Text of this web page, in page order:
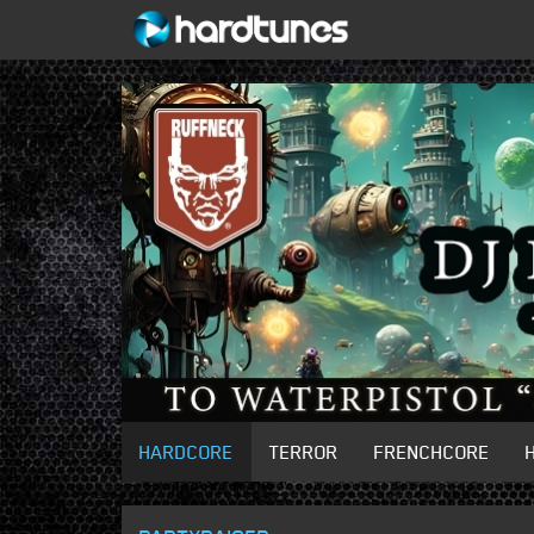
HARDCORE TERROR FRENCHCORE